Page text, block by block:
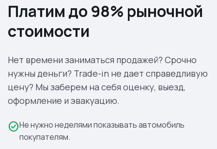
Платим до 98% рыночной
стоимости
Нет времени заниматься продажей? Срочно
нужны деньги? Trade-in не дает справедливую
цену? Мы заберем на себя оценку, выезд,
оформление и эвакуацию.
check_circleНе нужно неделями показывать автомобиль
покупателям.